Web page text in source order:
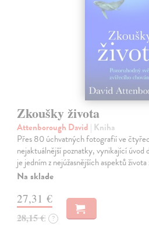
Zkoušky života
Attenborough David | Kniha
Přes 80 úchvatných fotografií ve
nejaktuálnější poznatky, vynikající úvod
je jedním z nejúžasnějších aspektů
Na sklade
27,31 €
28,15 € ?